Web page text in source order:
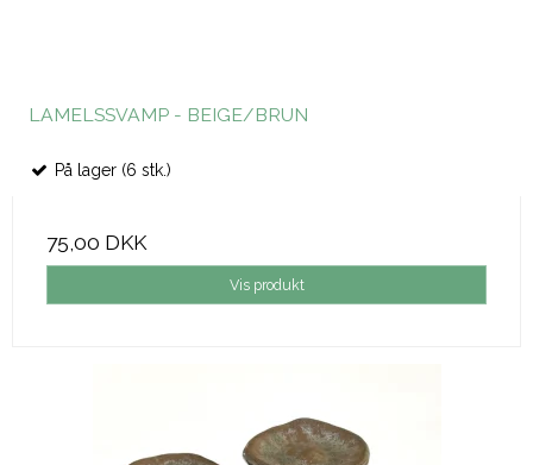
LAMELSSVAMP - BEIGE/BRUN
På lager (6 stk.)
75,00 DKK
Vis produkt